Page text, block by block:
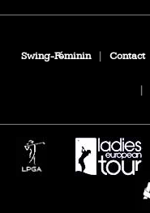
Swing-Féminin | Contact
|